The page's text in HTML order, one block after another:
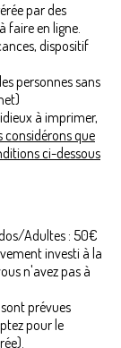
par des
faire en ligne.
dispositif
personnes sans
à imprimer,
considérons que
ci-dessous
Adultes : 50€
investi à la
n'avez pas à
prévues
pour le